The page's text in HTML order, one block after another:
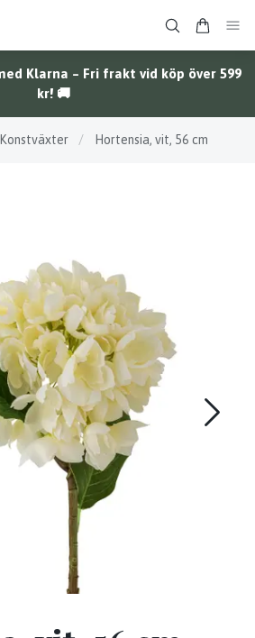
Klarna – Fri frakt vid köp över 599
kr! 🚚
Konstväxter / Hortensia, vit, 56 cm